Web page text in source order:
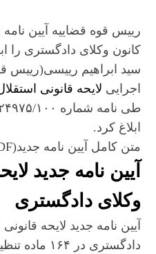
رییس قوه قضاییه آیین نامه
کانون وکلای دادگستری را
سید ابراهیم رییسی(رییس
اجرایی لایحه قانونی
ابلاغ کرد.
متن کامل آیین نامه جدید(PDF) را در لینک زیر بخوانید:
آیین نامه جدید
وکلای دادگستری
آیین نامه جدید لایحه
دادگستری